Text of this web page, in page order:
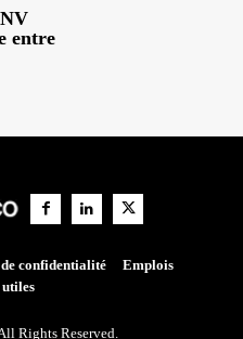
entre
confidentialité
Emplois
Rights Reserved.